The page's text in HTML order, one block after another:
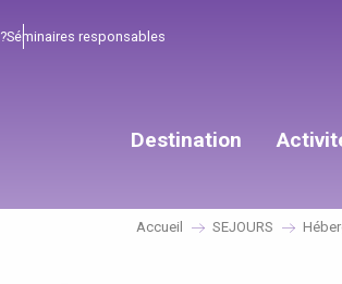
Séminaires responsables
Destination
Accueil SEJOURS